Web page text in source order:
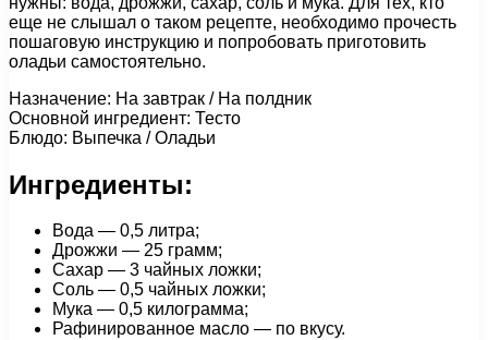
еще не слышал о таком рецепте, необходимо прочесть
пошаговую инструкцию и попробовать приготовить
оладьи самостоятельно.
Назначение: На завтрак / На полдник
Основной ингредиент: Тесто
Блюдо: Выпечка / Оладьи
Ингредиенты:
Вода — 0,5 литра;
Дрожжи — 25 грамм;
Сахар — 3 чайных ложки;
Соль — 0,5 чайных ложки;
Мука — 0,5 килограмма;
Рафинированное масло — по вкусу.